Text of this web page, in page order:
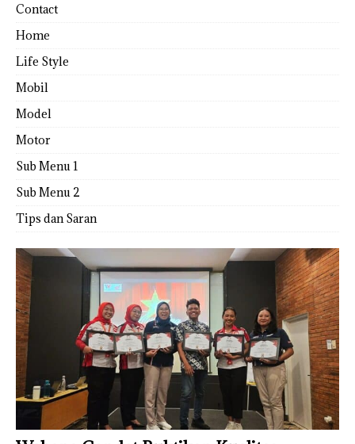
Contact
Home
Life Style
Mobil
Model
Motor
Sub Menu 1
Sub Menu 2
Tips dan Saran